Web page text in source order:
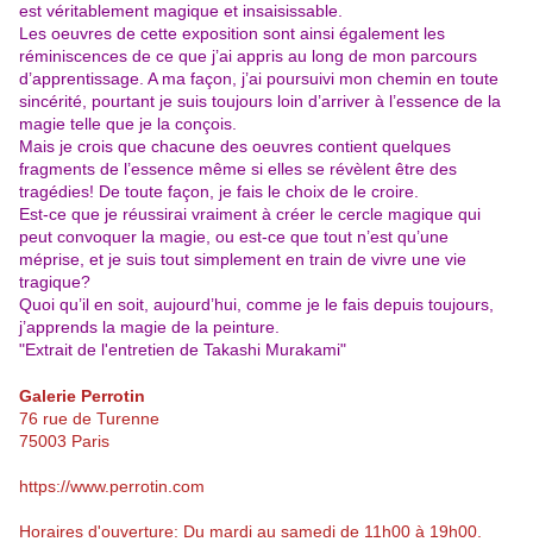
est véritablement magique et insaisissable.
Les oeuvres de cette exposition sont ainsi également les
réminiscences de ce que j’ai appris au long de mon parcours
d’apprentissage. A ma façon, j’ai poursuivi mon chemin en toute
sincérité, pourtant je suis toujours loin d’arriver à l’essence de la
magie telle que je la conçois.
Mais je crois que chacune des oeuvres contient quelques
fragments de l’essence même si elles se révèlent être des
tragédies! De toute façon, je fais le choix de le croire.
Est-ce que je réussirai vraiment à créer le cercle magique qui
peut convoquer la magie, ou est-ce que tout n’est qu’une
méprise, et je suis tout simplement en train de vivre une vie
tragique?
Quoi qu’il en soit, aujourd’hui, comme je le fais depuis toujours,
j’apprends la magie de la peinture.
"Extrait de l'entretien de Takashi Murakami"
Galerie Perrotin
76 rue de Turenne
75003 Paris
https://www.perrotin.com
Horaires d'ouverture: Du mardi au samedi de 11h00 à 19h00.